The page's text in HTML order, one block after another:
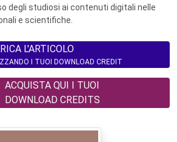
degli studiosi ai contenuti digitali nelle
e scientifiche.
L'ARTICOLO
I TUOI DOWNLOAD CREDIT
ACQUISTA QUI I TUOI
DOWNLOAD CREDITS